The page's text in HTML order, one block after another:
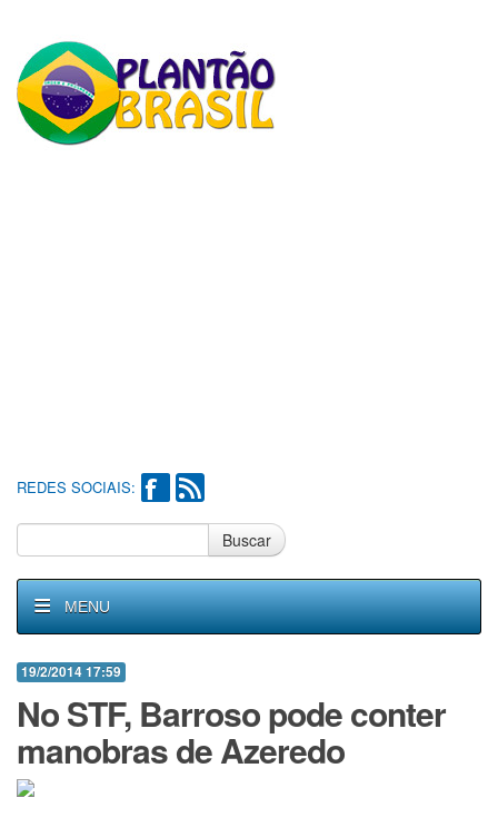
REDES SOCIAIS:
Buscar
MENU
19/2/2014 17:59
No STF, Barroso pode conter
manobras de Azeredo